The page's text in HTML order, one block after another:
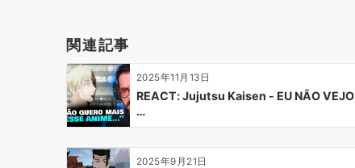
シ
ョ
ン
関連記事
2025年11月13日
REACT: Jujutsu Kaisen - EU NÃO VEJO
…
2025年9月21日